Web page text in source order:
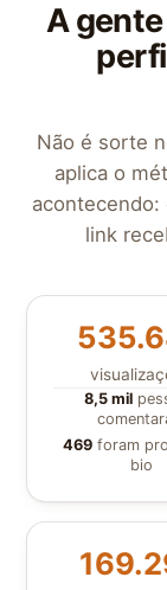
A
Não é sorte
aplica o
acontecendo:
link
8,5 mil
469foram
bio